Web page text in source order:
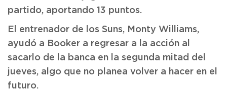
partido, aportando 13 puntos.
El entrenador de los Suns, Monty Williams,
ayudó a Booker a regresar a la acción al
sacarlo de la banca en la segunda mitad del
jueves, algo que no planea volver a hacer en el
futuro.